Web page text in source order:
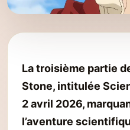
La troisième partie
Stone, intitulée
2 avril 2026,
l’aventure